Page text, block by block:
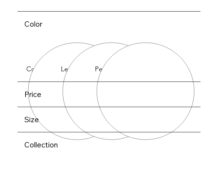
Color
Cobalt Lemon Peach
Price
Size
Collection